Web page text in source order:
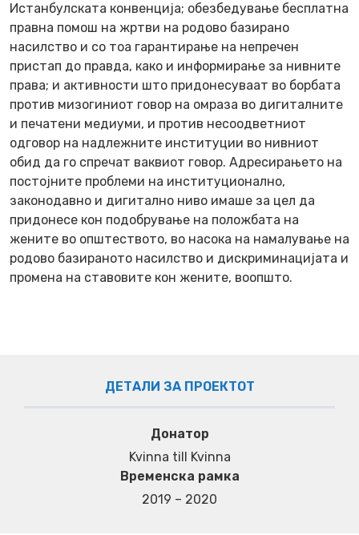
Истанбулската конвенција; обезбедување бесплатна
правна помош на жртви на родово базирано
насилство и со тоа гарантирање на непречен
пристап до правда, како и информирање за нивните
права; и активности што придонесуваат во борбата
против мизогиниот говор на омраза во дигиталните
и печатени медиуми, и против несоодветниот
одговор на надлежните институции во нивниот
обид да го спречат ваквиот говор. Адресирањето на
постојните проблеми на институционално,
законодавно и дигитално ниво имаше за цел да
придонесе кон подобрување на положбата на
жените во општеството, во насока на намалување на
родово базираното насилство и дискриминацијата и
промена на ставовите кон жените, воопшто.
ДЕТАЛИ ЗА ПРОЕКТОТ
Донатор
Kvinna till Kvinna
Временска рамка
2019 – 2020